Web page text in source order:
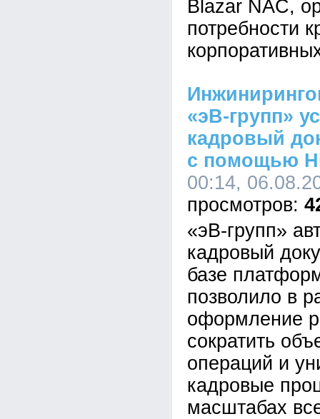
Blazar NAC,
потребности
«эВ-групп»
кадровый
с помощью
00:14,
«эВ-групп»
кадровый
базе
позволило в
оформление
сократить
операций и
кадровые
масштабах